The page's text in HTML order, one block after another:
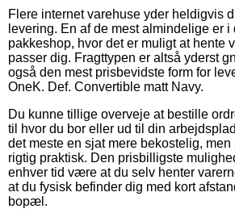
Flere internet varehuse yder heldigvis
levering. En af de mest almindelige er
pakkeshop, hvor det er muligt at hente
passer dig. Fragttypen er altså yderst
også den mest prisbevidste form for
OneK. Def. Convertible matt Navy.
Du kunne tillige overveje at bestille
til hvor du bor eller ud til din
det meste en sjat mere bekostelig,
rigtig praktisk. Den prisbilligste
enhver tid være at du selv henter
at du fysisk befinder dig med kort
bopæl.